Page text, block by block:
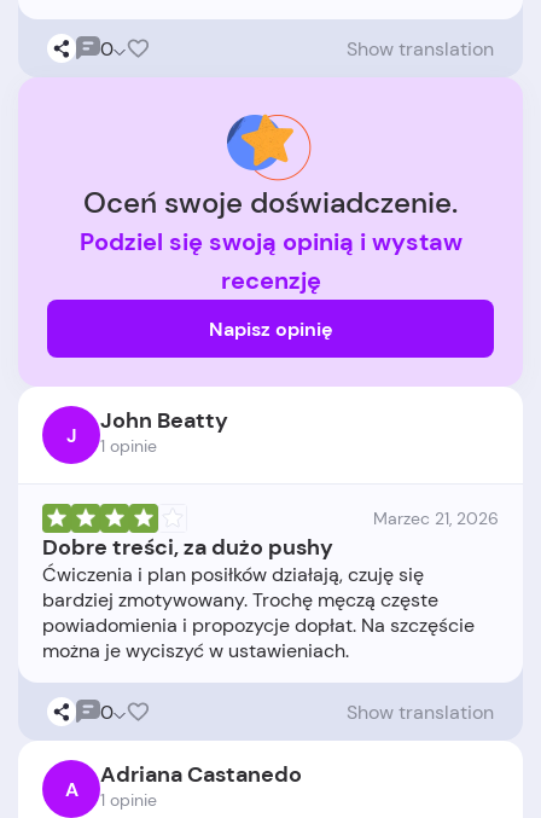
0 Show translation
Oceń swoje doświadczenie.
Podziel się swoją opinią i wystaw
recenzję
Napisz opinię
J John Beatty
1 opinie
Marzec 21, 2026
Dobre treści, za dużo pushy
Ćwiczenia i plan posiłków działają, czuję się
bardziej zmotywowany. Trochę męczą częste
powiadomienia i propozycje dopłat. Na szczęście
0 Show translation
A Adriana Castanedo
1 opinie